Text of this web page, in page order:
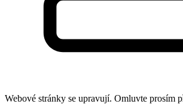
Webové stránky se upravují. Omluvte prosím